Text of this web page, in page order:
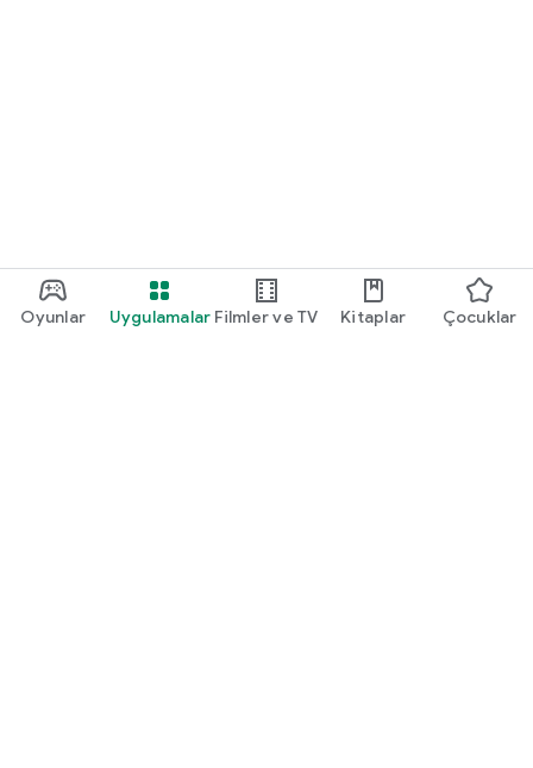
Oyunlar Uygulamalar Filmler ve TV Kitaplar Çocuklar